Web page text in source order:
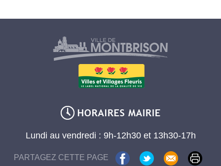
Lundi au vendredi : 9h-12h30 et 13h30-17h
PARTAGEZ CETTE PAGE